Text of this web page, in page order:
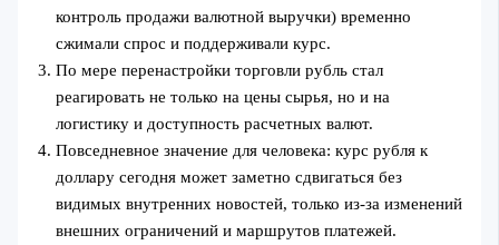
контроль продажи валютной выручки) временно
сжимали спрос и поддерживали курс.
По мере перенастройки торговли рубль стал
реагировать не только на цены сырья, но и на
логистику и доступность расчетных валют.
Повседневное значение для человека: курс рубля к
доллару сегодня может заметно сдвигаться без
видимых внутренних новостей, только из‑за изменений
внешних ограничений и маршрутов платежей.